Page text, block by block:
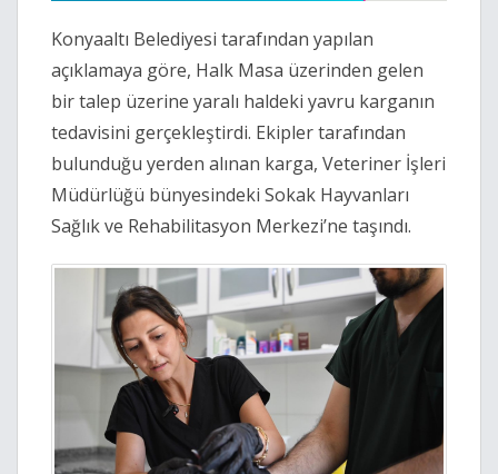
Konyaaltı Belediyesi tarafından yapılan
açıklamaya göre, Halk Masa üzerinden gelen
bir talep üzerine yaralı haldeki yavru karganın
tedavisini gerçekleştirdi. Ekipler tarafından
bulunduğu yerden alınan karga, Veteriner İşleri
Müdürlüğü bünyesindeki Sokak Hayvanları
Sağlık ve Rehabilitasyon Merkezi’ne taşındı.